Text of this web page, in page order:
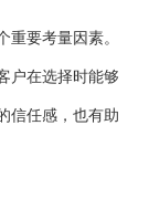
要考量因素。
户在选择时能够
信任感，也有助